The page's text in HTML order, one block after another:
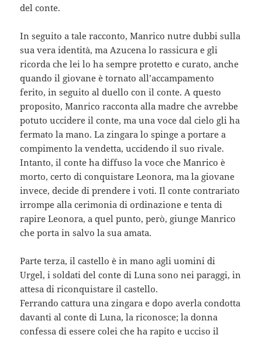
del conte.
In seguito a tale racconto, Manrico nutre dubbi sulla
sua vera identità, ma Azucena lo rassicura e gli
ricorda che lei lo ha sempre protetto e curato, anche
quando il giovane è tornato all’accampamento
ferito, in seguito al duello con il conte. A questo
proposito, Manrico racconta alla madre che avrebbe
potuto uccidere il conte, ma una voce dal cielo gli ha
fermato la mano. La zingara lo spinge a portare a
compimento la vendetta, uccidendo il suo rivale.
Intanto, il conte ha diffuso la voce che Manrico è
morto, certo di conquistare Leonora, ma la giovane
invece, decide di prendere i voti. Il conte contrariato
irrompe alla cerimonia di ordinazione e tenta di
rapire Leonora, a quel punto, però, giunge Manrico
che porta in salvo la sua amata.
Parte terza, il castello è in mano agli uomini di
Urgel, i soldati del conte di Luna sono nei paraggi, in
attesa di riconquistare il castello.
Ferrando cattura una zingara e dopo averla condotta
davanti al conte di Luna, la riconosce; la donna
confessa di essere colei che ha rapito e ucciso il